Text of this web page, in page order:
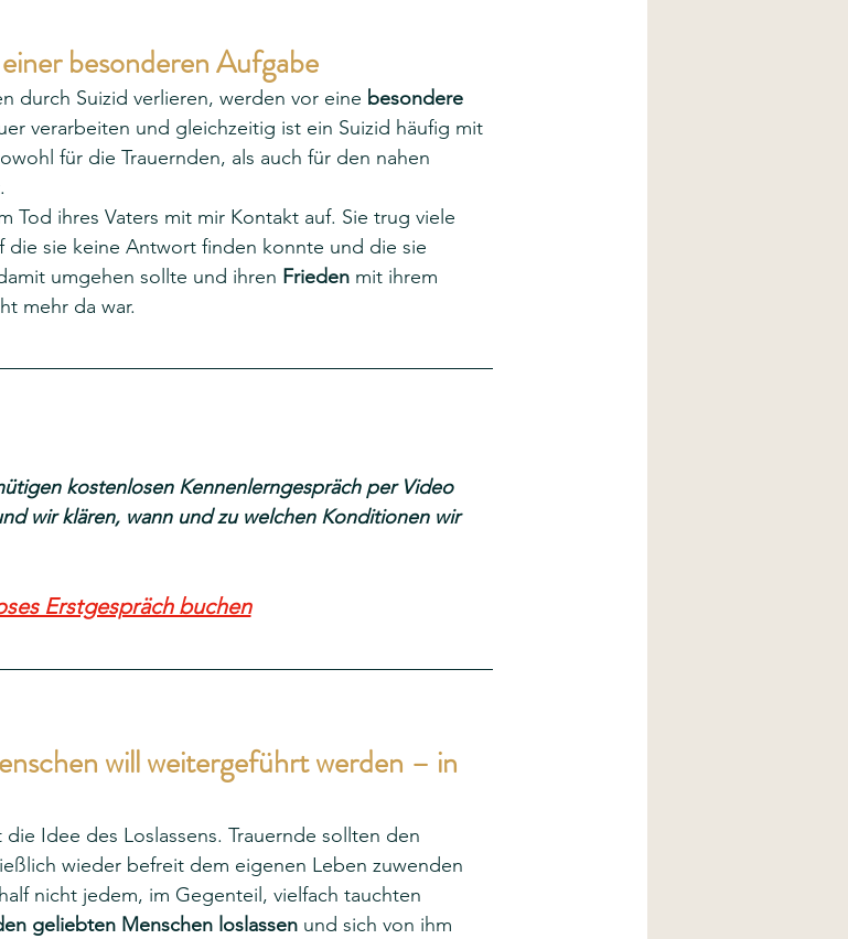
besonderen Aufgabe
durch Suizid verlieren, werden vor eine besondere
verarbeiten und gleichzeitig ist ein Suizid häufig mit
für die Trauernden, als auch für den nahen
Tod ihres Vaters mit mir Kontakt auf. Sie trug viele
die sie keine Antwort finden konnte und die sie
umgehen sollte und ihren Frieden mit ihrem
mehr da war.
kostenlosen Kennenlerngespräch per Video
wir klären, wann und zu welchen Konditionen wir
Erstgespräch buchen
will weitergeführt werden – in
Idee des Loslassens. Trauernde sollten den
wieder befreit dem eigenen Leben zuwenden
nicht jedem, im Gegenteil, vielfach tauchten
geliebten Menschen loslassen und sich von ihm